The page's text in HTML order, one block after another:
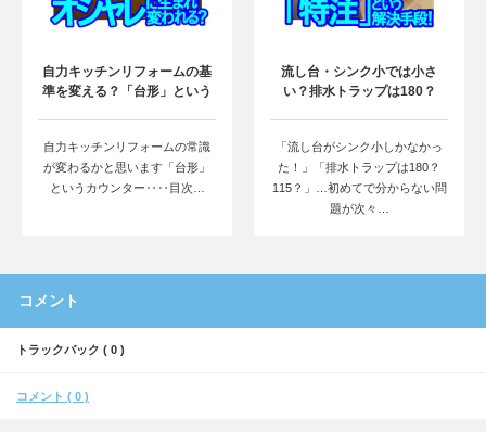
自力キッチンリフォームの基
準を変える？「台形」という
自力キッチンリフォームの常識
が変わるかと思います「台形」
というカウンター‥‥目次…
流し台・シンク小では小さ
い？排水トラップは180？
「流し台がシンク小しかなかっ
た！」「排水トラップは180？
115？」…初めてで分からない問
題が次々…
コメント
トラックバック ( 0 )
コメント ( 0 )